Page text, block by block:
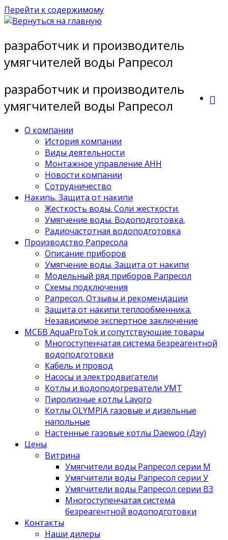
Перейти к содержимому
разработчик и производитель
умягчителей воды Рапресол
разработчик и производитель
умягчителей воды Рапресол
О компании
История компании
Виды деятельности
Монтажное управление АНН
Новости компании
Сотрудничество
Накипь. Защита от накипи
Жесткость воды. Соли жесткости.
Умягчение воды. Водоподготовка.
Радиочастотная водоподготовка
Производство Рапресола
Описание приборов
Умягчение воды. Защита от накипи
Модельный ряд приборов Рапресол
Схемы подключения
Рапресол. Отзывы и рекомендации
Защита от накипи теплообменника.
Независимое экспертное заключение
МСБВ AquaProTok и сопутствующие товары
Многоступенчатая система безреагентной
водоподготовки
Кабель и провод
Насосы и электродвигатели
Котлы и водоподогреватели УМТ
Пиролизные котлы Lavoro
Котлы OLYMPIA газовые и дизельные
напольные
Настенные газовые котлы Daewoo (Дэу)
Цены
Витрина
Умягчители воды Рапресол серии М
Умягчители воды Рапресол серии У
Умягчители воды Рапресол серии ВЗ
Многоступенчатая система
безреагентной водоподготовки
Контакты
Наши дилеры